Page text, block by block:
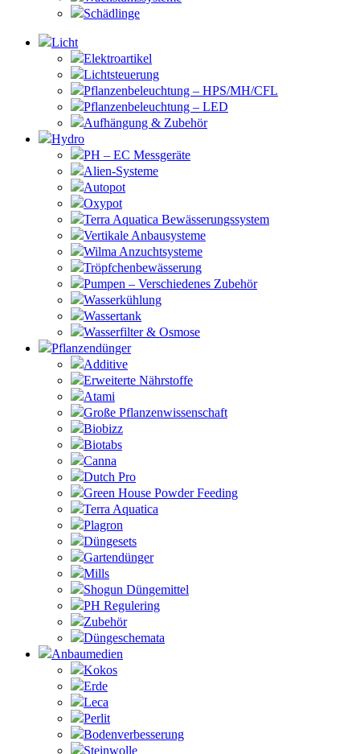
Schädlinge
Licht
Elektroartikel
Lichtsteuerung
Pflanzenbeleuchtung – HPS/MH/CFL
Pflanzenbeleuchtung – LED
Aufhängung & Zubehör
Hydro
PH – EC Messgeräte
Alien-Systeme
Autopot
Oxypot
Terra Aquatica Bewässerungssystem
Vertikale Anbausysteme
Wilma Anzuchtsysteme
Tröpfchenbewässerung
Pumpen – Verschiedenes Zubehör
Wasserkühlung
Wassertank
Wasserfilter & Osmose
Pflanzendünger
Additive
Erweiterte Nährstoffe
Atami
Große Pflanzenwissenschaft
Biobizz
Biotabs
Canna
Dutch Pro
Green House Powder Feeding
Terra Aquatica
Plagron
Düngesets
Gartendünger
Mills
Shogun Düngemittel
PH Regulering
Zubehör
Düngeschemata
Anbaumedien
Kokos
Erde
Leca
Perlit
Bodenverbesserung
Steinwolle